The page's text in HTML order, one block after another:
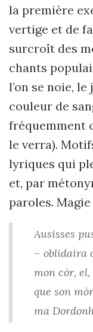
la première
vertige et de
surcroît des
chants
l’on se noie,
couleur de
fréquemment
le verra).
lyriques qui
et, par
paroles.
Ausisses
– oblidaira
mon còr, el,
que son
ma